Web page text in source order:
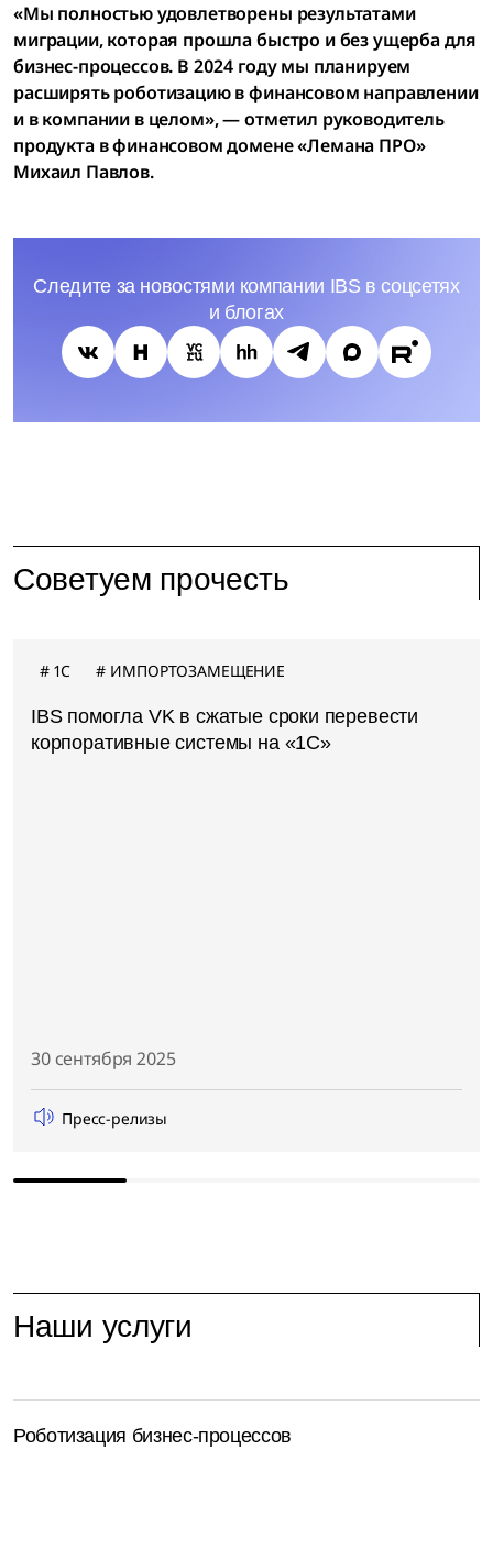
«Мы полностью удовлетворены результатами
миграции, которая прошла быстро и без ущерба для
бизнес-процессов. В 2024 году мы планируем
расширять роботизацию в финансовом направлении
и в компании в целом», — отметил руководитель
продукта в финансовом домене «Лемана ПРО»
Михаил Павлов.
Следите за новостями компании IBS в соцсетях
и блогах
Советуем прочесть
1C ИМПОРТОЗАМЕЩЕНИЕ
IBS помогла VK в сжатые сроки перевести
корпоративные системы на «1С»
30 сентября 2025
Пресс-релизы
Наши услуги
Роботизация бизнес-процессов